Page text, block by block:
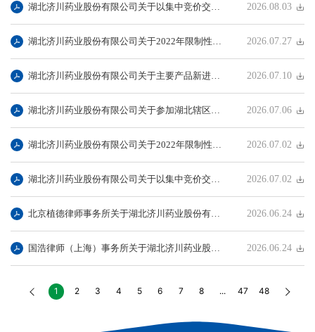
湖北济川药业股份有限公司关于以集中竞价交易方式回购股份的进展公告 2026.08.03
湖北济川药业股份有限公司关于2022年限制性股票与股票期权激励计划部分股票期权注销完成的公告 2026.07.27
湖北济川药业股份有限公司关于主要产品新进入国家基本药物目录的公告 2026.07.10
湖北济川药业股份有限公司关于参加湖北辖区上市公司2026年投资者集体接待日活动暨2025年度业绩说明会的公告 2026.07.06
湖北济川药业股份有限公司关于2022年限制性股票与股票期权激励计划2026年第二季度自主行权结果暨股本变动公告 2026.07.02
湖北济川药业股份有限公司关于以集中竞价交易方式回购股份的进展公告 2026.07.02
北京植德律师事务所关于湖北济川药业股份有限公司差异化分红事项的法律意见书 2026.06.24
国浩律师（上海）事务所关于湖北济川药业股份有限公司调整2022年限制性股票与股票期权激励计划相关事项之法律意见书 2026.06.24
1 2 3 4 5 6 7 8 ... 47 48